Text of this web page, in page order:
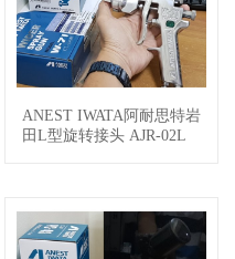
查看详情
ANEST IWATA阿耐思特岩
田L型旋转接头 AJR-02L